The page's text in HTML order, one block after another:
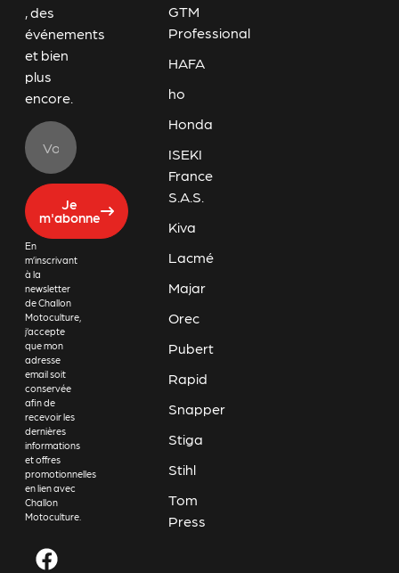
, des
événements
et bien
plus
encore.
Je
m'abonne
En
m’inscrivant
à la
newsletter
de Challon
Motoculture,
j’accepte
que mon
adresse
email soit
conservée
afin de
recevoir les
dernières
informations
et offres
promotionnelles
en lien avec
Challon
Motoculture.
GTM
Professional
HAFA
ho
Honda
ISEKI
France
S.A.S.
Kiva
Lacmé
Majar
Orec
Pubert
Rapid
Snapper
Stiga
Stihl
Tom
Press